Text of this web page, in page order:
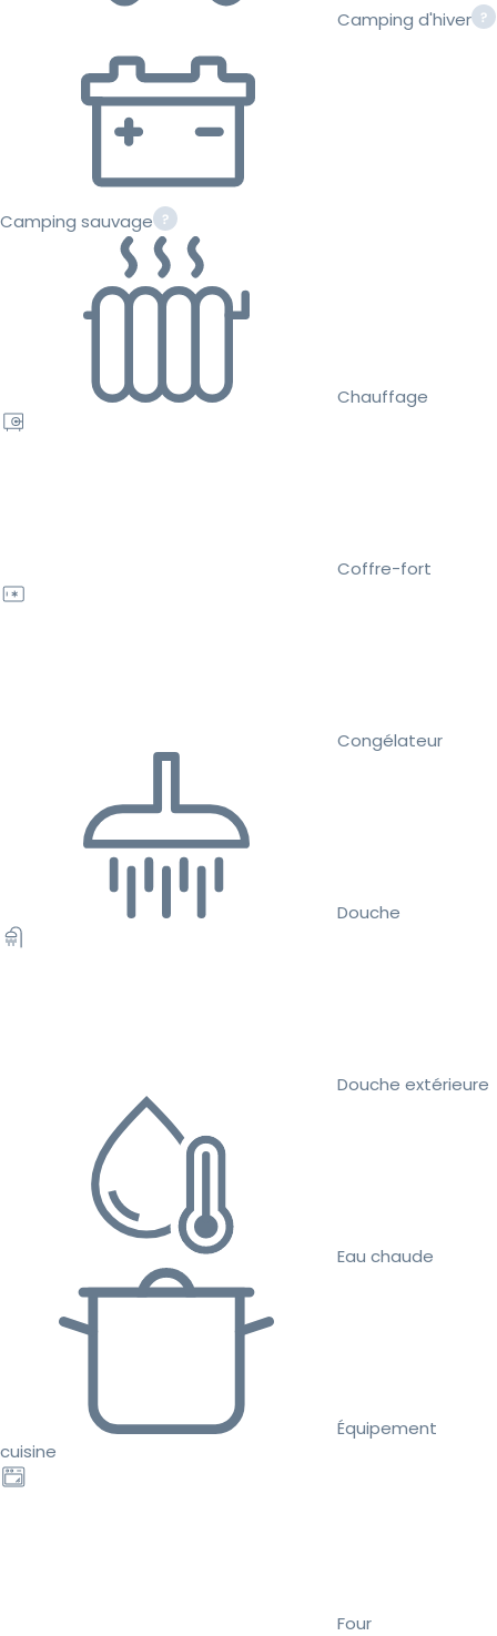
Camping d'hiver
Camping sauvage
Chauffage
Coffre-fort
Congélateur
Douche
Douche extérieure
Eau chaude
Équipement
cuisine
Four